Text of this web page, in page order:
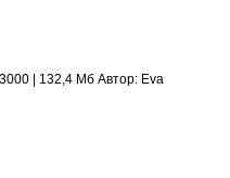
| 132,4 Мб Автор: Eva